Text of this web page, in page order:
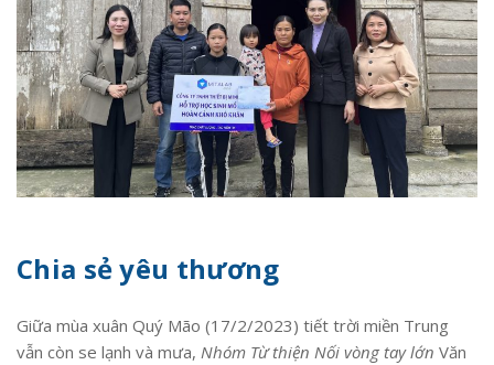
Chia sẻ yêu thương
Giữa mùa xuân Quý Mão (17/2/2023) tiết trời miền Trung
vẫn còn se lạnh và mưa, Nhóm Từ thiện Nối vòng tay lớn Văn